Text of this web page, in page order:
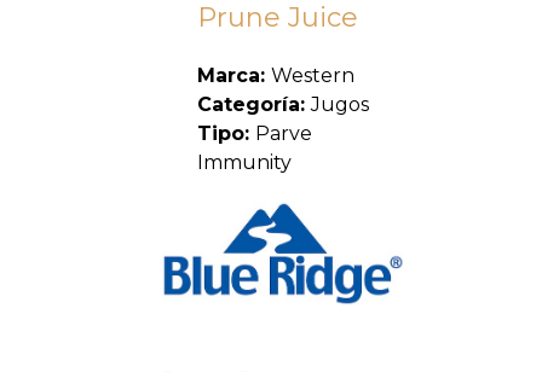
Prune Juice
Marca: Western
Categoría:Jugos
Tipo: Parve
Immunity